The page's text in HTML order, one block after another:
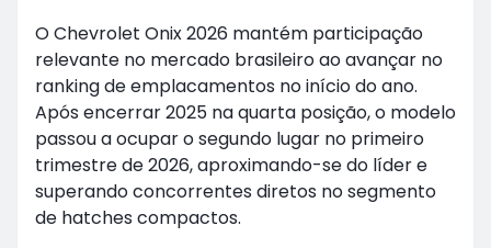
O Chevrolet Onix 2026 mantém participação
relevante no mercado brasileiro ao avançar no
ranking de emplacamentos no início do ano.
Após encerrar 2025 na quarta posição, o modelo
passou a ocupar o segundo lugar no primeiro
trimestre de 2026, aproximando-se do líder e
superando concorrentes diretos no segmento
de hatches compactos.